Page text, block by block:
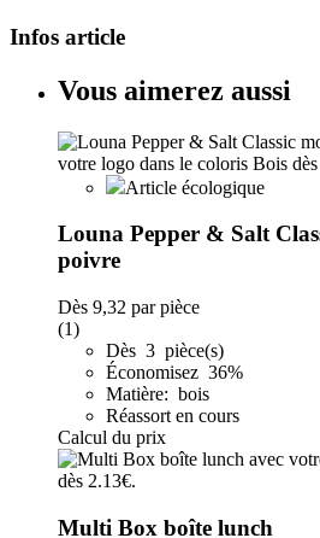
Infos article
Vous aimerez aussi
Article écologique
Louna Pepper & Salt
poivre
Dès 9,32 par pièce
(1)
Dès 3 pièce(s)
Économisez 36%
Matière: bois
Réassort en cours
Calcul du prix
Multi Box boîte lunch